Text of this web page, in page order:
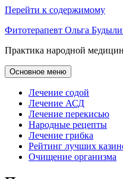
Перейти к содержимому
Фитотерапевт Ольга
Практика народной
Основное меню
Лечение содой
Лечение АСД
Лечение перекисью
Народные рецепты
Лечение грибка
Рейтинг лучших
Очищение организма